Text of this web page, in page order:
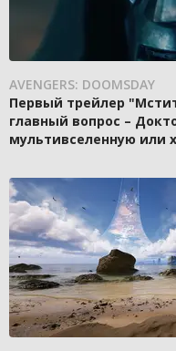
AVENGERS: DOOMSDAY
Первый трейлер
главный вопрос –
мультивселенную или